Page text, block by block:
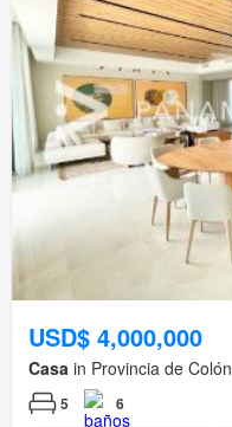
USD$ 4,000,000
Casa in Provincia de Colón
5 6